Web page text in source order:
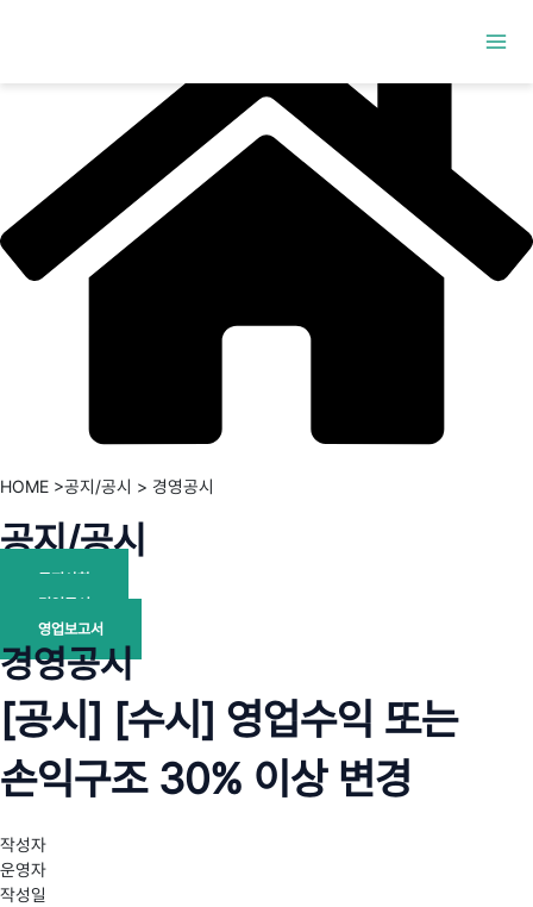
HOME >공지/공시 > 경영공시
공지/공시
공지사항
경영공시
영업보고서
경영공시
[공시] [수시] 영업수익 또는
손익구조 30% 이상 변경
작성자
운영자
작성일